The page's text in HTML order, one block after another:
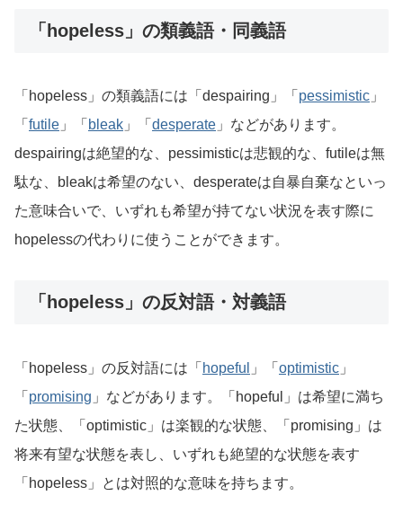
「hopeless」の類義語・同義語
「hopeless」の類義語には「despairing」「 pessimistic 」
「 futile 」「 bleak 」「 desperate 」などがあります。
despairingは絶望的な、pessimisticは悲観的な、futileは無
駄な、bleakは希望のない、desperateは自暴自棄なといっ
た意味合いで、いずれも希望が持てない状況を表す際に
hopelessの代わりに使うことができます。
「hopeless」の反対語・対義語
「hopeless」の反対語には「 hopeful 」「 optimistic 」
「 promising 」などがあります。「hopeful」は希望に満ち
た状態、「optimistic」は楽観的な状態、「promising」は
将来有望な状態を表し、いずれも絶望的な状態を表す
「hopeless」とは対照的な意味を持ちます。